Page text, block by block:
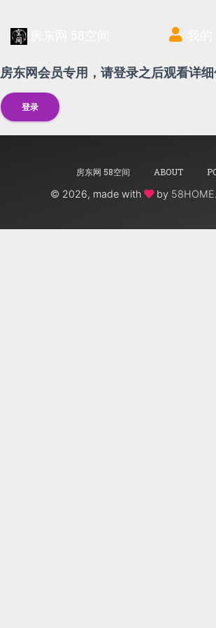
房东网会员专用，请登录之后观看详细
登录
房东网 58空间 ABOUT
© 2026, made with by